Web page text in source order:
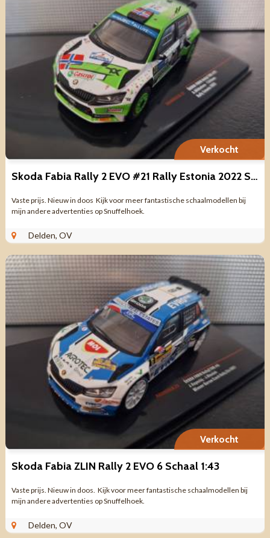
Verkocht
Skoda Fabia Rally 2 EVO #21 Rally Estonia 2022 Schaal 1:43
Vaste prijs. Nieuw in doos Kijk voor meer fantastische schaalmodellen bij
mijn andere advertenties op Snuffelhoek.
Delden, OV
Verkocht
Skoda Fabia ZLIN Rally 2 EVO 6 Schaal 1:43
Vaste prijs. Nieuw in doos. Kijk voor meer fantastische schaalmodellen bij
mijn andere advertenties op Snuffelhoek.
Delden, OV